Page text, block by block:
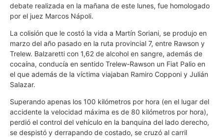
debate realizada en la mañana de este lunes, fue homologado
por el juez Marcos Nápoli.
La colisión que le costó la vida a Martín Soriani, se produjo en
marzo del año pasado en la ruta provincial 7, entre Rawson y
Trelew. Balzaretti con 1,62 de alcohol en sangre, además de
cocaína, conducía en sentido Trelew-Rawson un Fiat Palio en
el que además de la víctima viajaban Ramiro Copponi y Julián
Salazar.
Superando apenas los 100 kilómetros por hora (en el lugar del
accidente la velocidad máxima es de 80 kilómetros por hora),
perdió el control del vehículo en la banquina del lado derecho,
se despistó y derrapando de costado, se cruzó al carril